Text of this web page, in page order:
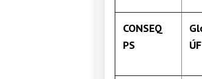
CONSEQ
PS
ÚF